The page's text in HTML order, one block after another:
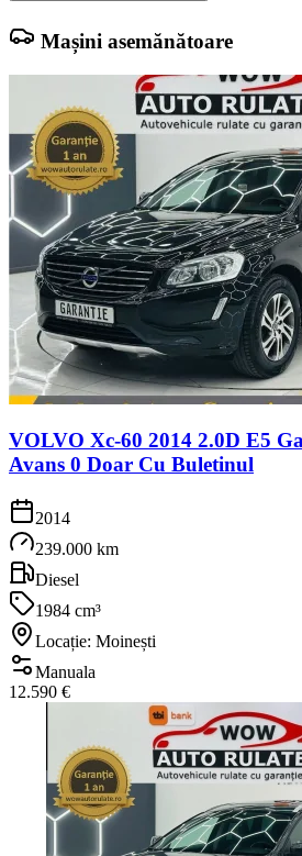
Mașini asemănătoare
VOLVO Xc-60 2014 2.0D E5
Avans 0 Doar Cu Buletinul
2014
239.000 km
Diesel
1984 cm³
Locație: Moinești
Manuala
12.590 €